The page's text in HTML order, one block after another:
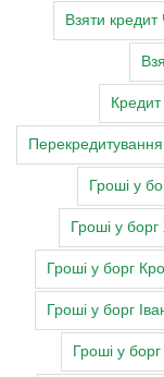
Взяти кредит
Гроші у
Гроші у
Гроші у борг
Гроші у борг
Гроші у борг